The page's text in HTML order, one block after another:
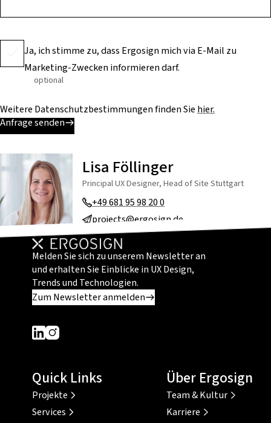
Ja, ich stimme zu, dass Ergosign mich via E-Mail zu
Marketing-Zwecken informieren darf.
optional
Weitere Datenschutzbestimmungen finden Sie hier.
Anfrage senden
Lisa Föllinger
Principal UX Designer, Head of Site Stuttgart
+49 681 95 98 20 0
projects@ergosign.de
Melden Sie sich zu unserem Newsletter an
und erhalten Sie Einblicke in UX Design,
Trends und Technologien.
Zum Newsletter anmelden
Dieser Link führt zu einer externen Seite
Dieser Link führt zu einer externen Seite
Quick Links
Projekte
Services
Über Ergosign
Team & Kultur
Karriere